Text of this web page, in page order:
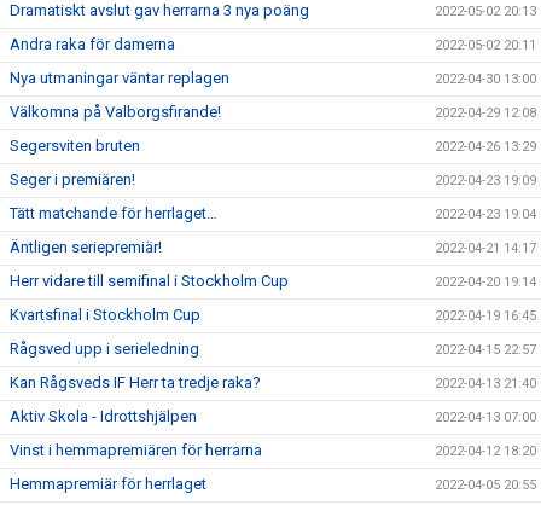
Dramatiskt avslut gav herrarna 3 nya poäng 2022-05-02 20:13
Andra raka för damerna 2022-05-02 20:11
Nya utmaningar väntar replagen 2022-04-30 13:00
Välkomna på Valborgsfirande! 2022-04-29 12:08
Segersviten bruten 2022-04-26 13:29
Seger i premiären! 2022-04-23 19:09
Tätt matchande för herrlaget… 2022-04-23 19:04
Äntligen seriepremiär! 2022-04-21 14:17
Herr vidare till semifinal i Stockholm Cup 2022-04-20 19:14
Kvartsfinal i Stockholm Cup 2022-04-19 16:45
Rågsved upp i serieledning 2022-04-15 22:57
Kan Rågsveds IF Herr ta tredje raka? 2022-04-13 21:40
Aktiv Skola - Idrottshjälpen 2022-04-13 07:00
Vinst i hemmapremiären för herrarna 2022-04-12 18:20
Hemmapremiär för herrlaget 2022-04-05 20:55